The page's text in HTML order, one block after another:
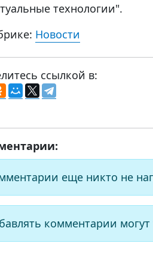
технологии".
Новости
ссылкой в:
еще никто не
комментарии